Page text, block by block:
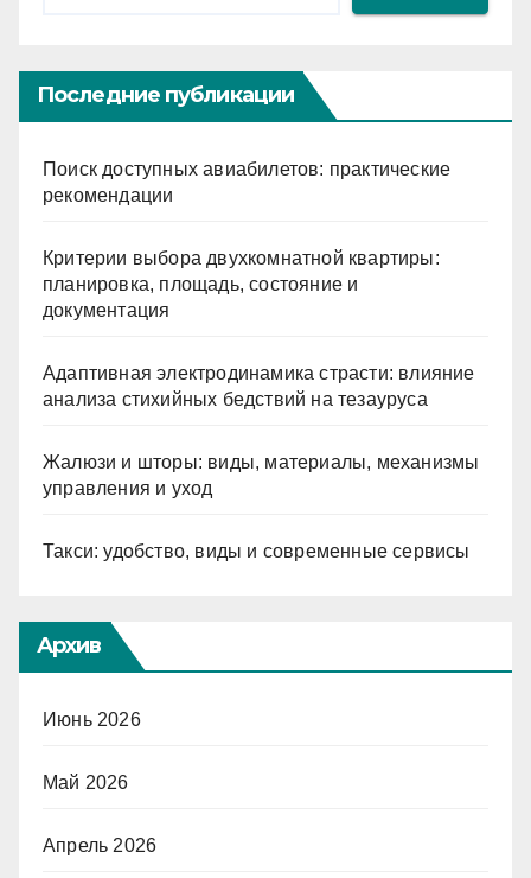
Последние публикации
Поиск доступных авиабилетов: практические
рекомендации
Критерии выбора двухкомнатной квартиры:
планировка, площадь, состояние и
документация
Адаптивная электродинамика страсти: влияние
анализа стихийных бедствий на тезауруса
Жалюзи и шторы: виды, материалы, механизмы
управления и уход
Такси: удобство, виды и современные сервисы
Архив
Июнь 2026
Май 2026
Апрель 2026